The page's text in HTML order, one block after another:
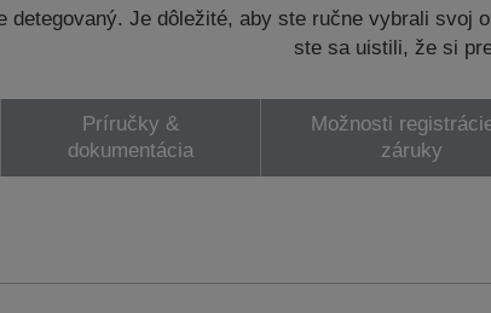
Je dôležité, aby ste ručne vybrali svoj
ste sa uistili, že si
Príručky &
dokumentácia
Možnosti
záruky